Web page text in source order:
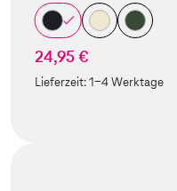
24,95 €
Lieferzeit:1-4 Werktage